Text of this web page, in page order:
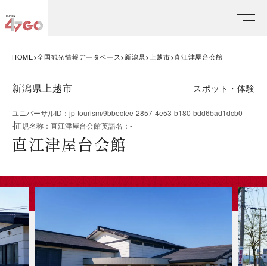
HOME 全国観光情報データベース 新潟県 上越市 直江津屋台会館
新潟県上越市 スポット・体験
ユニバーサルID ： jp-tourism/9bbecfee-2857-4e53-b180-bdd6bad1dcb0
-正規名称 ： 直江津屋台会館英語名 ： -
直江津屋台会館